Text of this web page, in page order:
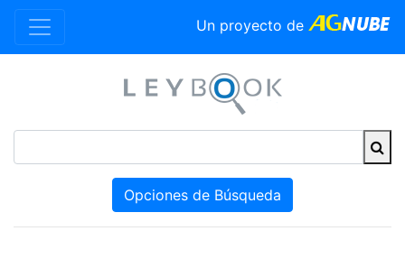
Un proyecto de
Opciones de Búsqueda